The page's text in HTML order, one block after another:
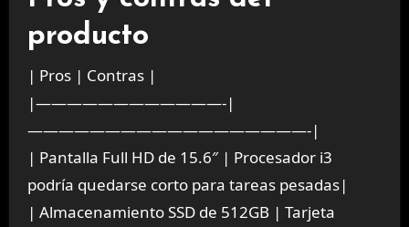
producto
| Pros | Contras |
|————————————-|
——————————————————-|
| Pantalla Full HD de 15.6″ | Procesador i3
podría quedarse corto para tareas pesadas|
| Almacenamiento SSD de 512GB | Tarjeta